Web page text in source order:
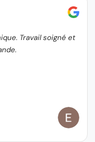
Travail soigné et